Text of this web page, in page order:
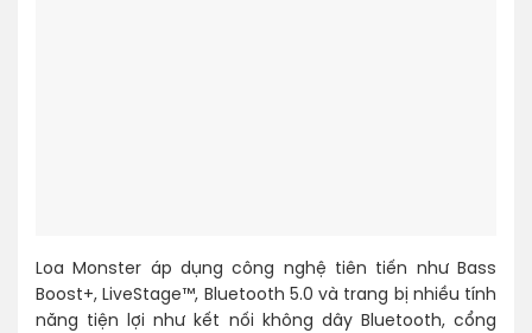
Loa Monster áp dụng công nghệ tiên tiến như Bass
Boost+, LiveStage™, Bluetooth 5.0 và trang bị nhiều tính
năng tiện lợi như kết nối không dây Bluetooth, cổng